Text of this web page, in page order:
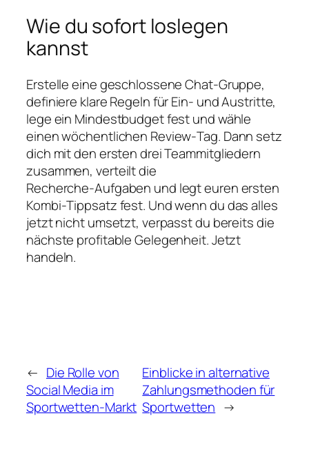
Wie du sofort loslegen
kannst
Erstelle eine geschlossene Chat‑Gruppe,
definiere klare Regeln für Ein- und Austritte,
lege ein Mindestbudget fest und wähle
einen wöchentlichen Review‑Tag. Dann setz
dich mit den ersten drei Teammitgliedern
zusammen, verteilt die
Recherche‑Aufgaben und legt euren ersten
Kombi‑Tippsatz fest. Und wenn du das alles
jetzt nicht umsetzt, verpasst du bereits die
nächste profitable Gelegenheit. Jetzt
handeln.
← Die Rolle von
Social Media im
Sportwetten-Markt
Einblicke in alternative
Zahlungsmethoden für
Sportwetten →